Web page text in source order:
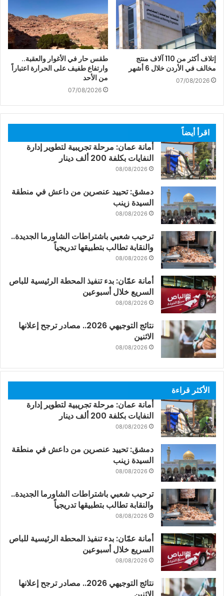
إتلاف أكثر من 110 آلاف منتج
مخالف في الأردن خلال 6 أشهر
07/08/2026
طقس حار في الأغوار والعقبة..
وارتفاع طفيف على الحرارة اعتباراً
من الأحد
07/08/2026
اقرأ أيضاً
أمانة عمان: مرحلة تجريبية لتطوير إدارة
النفايات بكلفة 200 ألف دينار
08/08/2026
دمشق: تحييد عنصرين من داعش في منطقة
السيدة زينب
08/08/2026
ترحيب شعبي باشتراطات الشاورما الجديدة..
والنقابة تطالب بتطبيقها تدريجياً
08/08/2026
أمانة عمّان: بدء تنفيذ المحطة الرئيسية للباص
السريع خلال أسبوعين
08/08/2026
نتائج التوجيهي 2026.. مصادر ترجح إعلانها
الاثنين
08/08/2026
الأكثر قراءة
أمانة عمان: مرحلة تجريبية لتطوير إدارة
النفايات بكلفة 200 ألف دينار
08/08/2026
دمشق: تحييد عنصرين من داعش في منطقة
السيدة زينب
08/08/2026
ترحيب شعبي باشتراطات الشاورما الجديدة..
والنقابة تطالب بتطبيقها تدريجياً
08/08/2026
أمانة عمّان: بدء تنفيذ المحطة الرئيسية للباص
السريع خلال أسبوعين
08/08/2026
نتائج التوجيهي 2026.. مصادر ترجح إعلانها